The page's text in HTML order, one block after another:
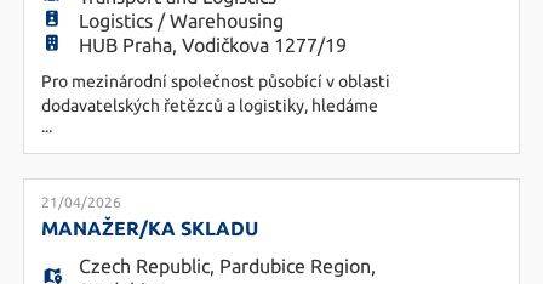
Logistics / Warehousing
HUB Praha, Vodičkova 1277/19
Pro mezinárodní společnost působící v oblasti
dodavatelských řetězců a logistiky, hledáme
kandidáta na pozici Disečera pro kamionovou
dopravu. Náplň práce - organizování přeprav
dopravců od dodavatelů ze zahraničí - komunikace
s dodavateli, řidiči, skladem a dalšími kolegy v
rámci společnosti - práce v interním systému
...
21/04/2026
MANAŽER/KA SKLADU
Czech Republic, Pardubice Region,